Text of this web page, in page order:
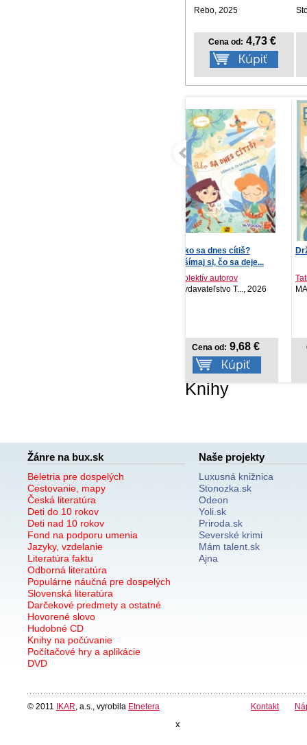
Rebo, 2025
Cena od: 4,73 €
Drž ma, keď svet horí
Tatiana Brezinská
MAFRA Slovakia ..., 2026
Cena od:10,42 €
Knihy
Žánre na bux.sk
Beletria pre dospelých
Cestovanie, mapy
Česká literatúra
Deti do 10 rokov
Deti nad 10 rokov
Fond na podporu umenia
Jazyky, vzdelanie
Literatúra faktu
Odborná literatúra
Populárne náučná pre dospelých
Slovenská literatúra
Darčekové predmety a ostatné
Hovorené slovo
Hudobné CD
Knihy na počúvanie
Počítačové hry a aplikácie
DVD
Naše projekty
Luxusná knižnica
Stonozka.sk
Odeon
Yoli.sk
Priroda.sk
Severské krimi
Mám talent.sk
Ajna
© 2011 IKAR , a.s., vyrobila Etnetera Kontakt
x